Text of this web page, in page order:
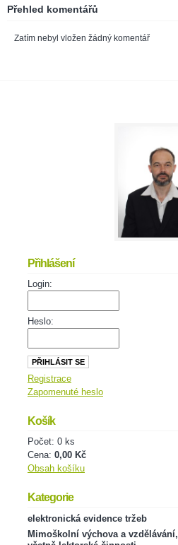
Přehled komentářů
Zatím nebyl vložen žádný komentář
Přihlášení
Login:
Heslo:
Registrace
Zapomenuté heslo
Košík
Počet: 0 ks
Cena: 0,00 Kč
Obsah košíku
Kategorie
elektronická evidence tržeb
Mimoškolní výchova a